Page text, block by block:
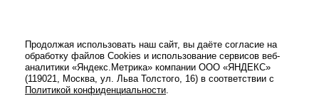
Продолжая использовать наш сайт, вы даёте согласие на
обработку файлов Cookies и использование сервисов веб-
аналитики «Яндекс.Метрика» компании ООО «ЯНДЕКС»
(119021, Москва, ул. Льва Толстого, 16) в соответствии с
Политикой конфиденциальности.